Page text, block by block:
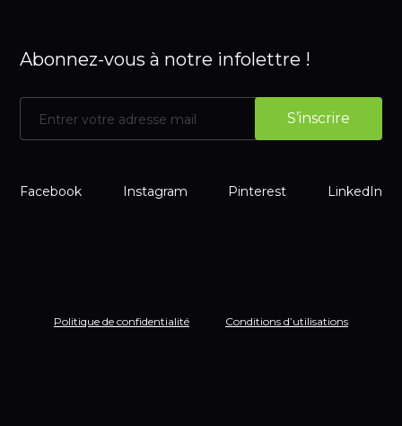
Abonnez-vous à notre infolettre !
Facebook Instagram Pinterest LinkedIn
Politique de confidentialité Conditions d’utilisations